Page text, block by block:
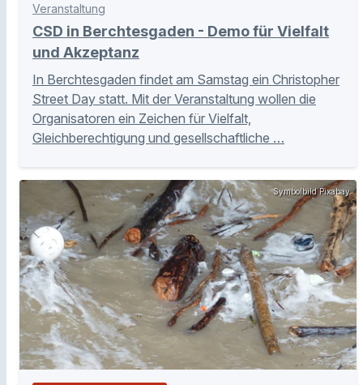
Veranstaltung
CSD in Berchtesgaden - Demo für Vielfalt
und Akzeptanz
In Berchtesgaden findet am Samstag ein Christopher
Street Day statt. Mit der Veranstaltung wollen die
Organisatoren ein Zeichen für Vielfalt,
Gleichberechtigung und gesellschaftliche …
Symbolbild Pixabay